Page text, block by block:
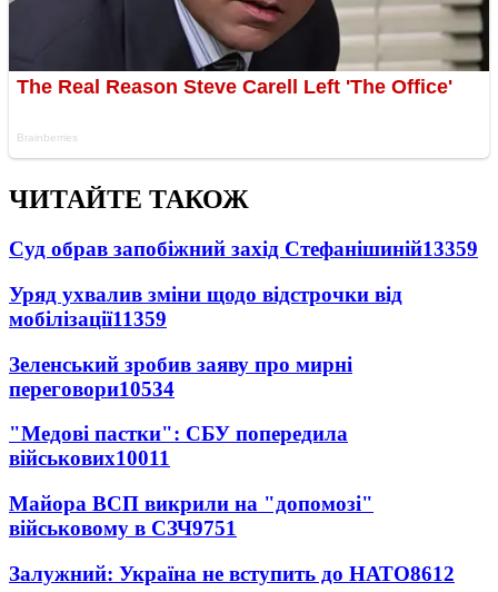
ЧИТАЙТЕ ТАКОЖ
Суд обрав запобіжний захід Стефанішиній13359
Уряд ухвалив зміни щодо відстрочки від
мобілізації11359
Зеленський зробив заяву про мирні
переговори10534
"Медові пастки": СБУ попередила
військових10011
Майора ВСП викрили на "допомозі"
військовому в СЗЧ9751
Залужний: Україна не вступить до НАТО8612